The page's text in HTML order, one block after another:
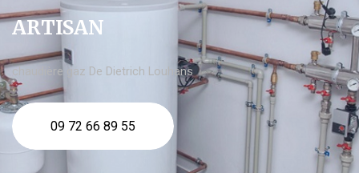
ARTISAN
chaudière gaz De Dietrich Louhans
09 72 66 89 55